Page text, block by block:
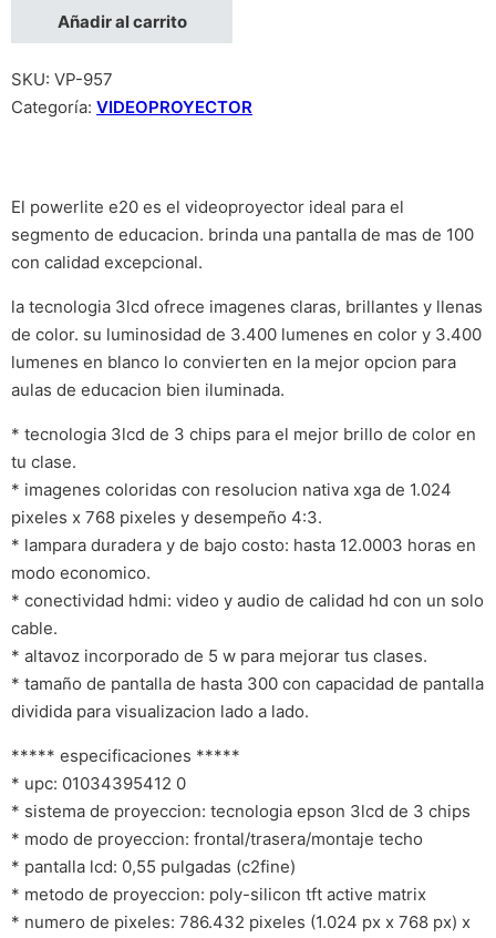
Añadir al carrito
SKU: VP-957
Categoría: VIDEOPROYECTOR
El powerlite e20 es el videoproyector ideal para el
segmento de educacion. brinda una pantalla de mas de 100
con calidad excepcional.
la tecnologia 3lcd ofrece imagenes claras, brillantes y llenas
de color. su luminosidad de 3.400 lumenes en color y 3.400
lumenes en blanco lo convierten en la mejor opcion para
aulas de educacion bien iluminada.
* tecnologia 3lcd de 3 chips para el mejor brillo de color en
tu clase.
* imagenes coloridas con resolucion nativa xga de 1.024
pixeles x 768 pixeles y desempeño 4:3.
* lampara duradera y de bajo costo: hasta 12.0003 horas en
modo economico.
* conectividad hdmi: video y audio de calidad hd con un solo
cable.
* altavoz incorporado de 5 w para mejorar tus clases.
* tamaño de pantalla de hasta 300 con capacidad de pantalla
dividida para visualizacion lado a lado.
***** especificaciones *****
* upc: 01034395412 0
* sistema de proyeccion: tecnologia epson 3lcd de 3 chips
* modo de proyeccion: frontal/trasera/montaje techo
* pantalla lcd: 0,55 pulgadas (c2fine)
* metodo de proyeccion: poly-silicon tft active matrix
* numero de pixeles: 786.432 pixeles (1.024 px x 768 px) x